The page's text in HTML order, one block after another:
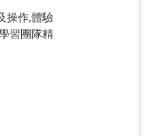
操作,體驗
習團隊精